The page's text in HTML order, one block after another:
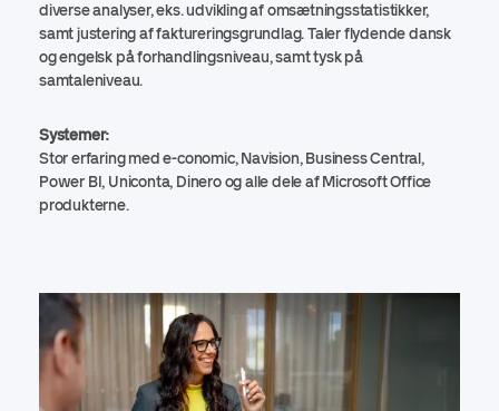
diverse analyser, eks. udvikling af omsætningsstatistikker,
samt justering af faktureringsgrundlag.Taler flydende dansk
og engelsk på forhandlingsniveau, samt tysk på
samtaleniveau.
Systemer:
Stor erfaring med e-conomic, Navision, Business Central,
Power BI, Uniconta, Dinero og alle dele af Microsoft Office
produkterne.